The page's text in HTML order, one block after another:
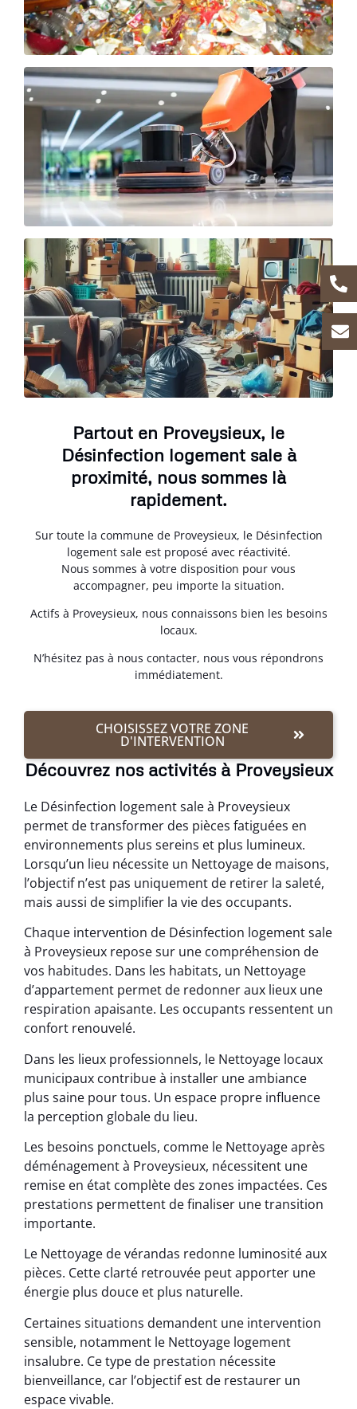
Partout en Proveysieux, le
Désinfection logement sale à
proximité, nous sommes là
rapidement.
Sur toute la commune de Proveysieux, le Désinfection
logement sale est proposé avec réactivité.
Nous sommes à votre disposition pour vous
accompagner, peu importe la situation.
Actifs à Proveysieux, nous connaissons bien les besoins
locaux.
N’hésitez pas à nous contacter, nous vous répondrons
immédiatement.
CHOISISSEZ VOTRE ZONE
D'INTERVENTION
Découvrez nos activités à Proveysieux
Le Désinfection logement sale à Proveysieux
permet de transformer des pièces fatiguées en
environnements plus sereins et plus lumineux.
Lorsqu’un lieu nécessite un Nettoyage de maisons,
l’objectif n’est pas uniquement de retirer la saleté,
mais aussi de simplifier la vie des occupants.
Chaque intervention de Désinfection logement sale
à Proveysieux repose sur une compréhension de
vos habitudes. Dans les habitats, un Nettoyage
d’appartement permet de redonner aux lieux une
respiration apaisante. Les occupants ressentent un
confort renouvelé.
Dans les lieux professionnels, le Nettoyage locaux
municipaux contribue à installer une ambiance
plus saine pour tous. Un espace propre influence
la perception globale du lieu.
Les besoins ponctuels, comme le Nettoyage après
déménagement à Proveysieux, nécessitent une
remise en état complète des zones impactées. Ces
prestations permettent de finaliser une transition
importante.
Le Nettoyage de vérandas redonne luminosité aux
pièces. Cette clarté retrouvée peut apporter une
énergie plus douce et plus naturelle.
Certaines situations demandent une intervention
sensible, notamment le Nettoyage logement
insalubre. Ce type de prestation nécessite
bienveillance, car l’objectif est de restaurer un
espace vivable.